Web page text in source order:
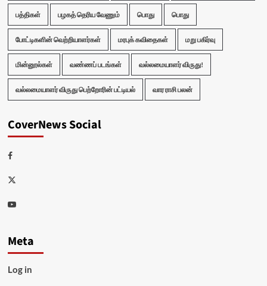
பத்திகள் பழகத் தெரிய வேணும் பொது பொது
போட்டிகளின் வெற்றியாளர்கள் மரபுக் கவிதைகள் மறு பகிர்வு
மின்னூல்கள் வண்ணப் படங்கள் வல்லமையாளர் விருது!
வல்லமையாளர் விருது பெற்றோரின் பட்டியல் வார ராசி பலன்
CoverNews Social
Facebook
Twitter
Youtube
Meta
Log in